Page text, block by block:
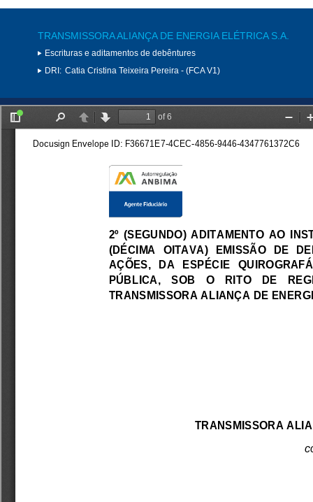
TRANSMISSORA ALIANÇA DE ENERGIA ELÉTRICA S.A.
Escrituras e aditamentos de debêntures
DRI: Catia Cristina Teixeira Pereira - (FCA V1)